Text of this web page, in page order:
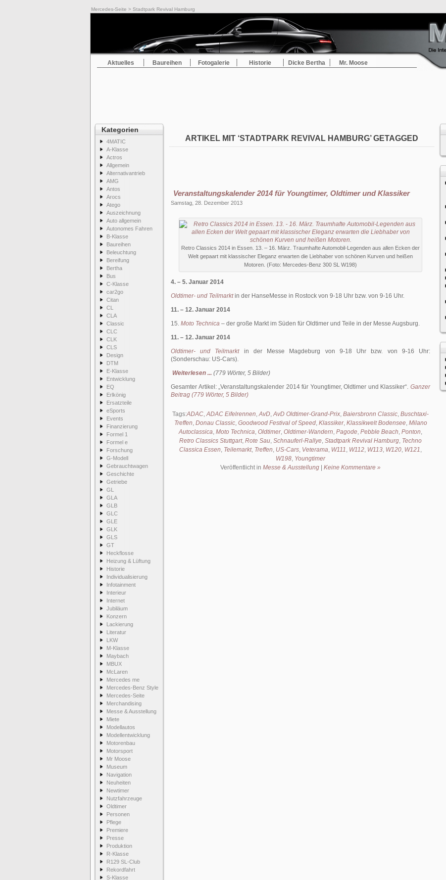
Mercedes-Seite > Stadtpark Revival Hamburg
Aktuelles Baureihen Fotogalerie Historie Dicke Bertha Mr. Moose
Kategorien
4MATIC
A-Klasse
Actros
Allgemein
Alternativantrieb
AMG
Antos
Arocs
Atego
Auszeichnung
Auto allgemein
Autonomes Fahren
B-Klasse
Baureihen
Beleuchtung
Bereifung
Bertha
Bus
C-Klasse
car2go
Citan
CL
CLA
Classic
CLC
CLK
CLS
Design
DTM
E-Klasse
Entwicklung
EQ
Erlkönig
Ersatzteile
eSports
Events
Finanzierung
Formel 1
Formel e
Forschung
G-Modell
Gebrauchtwagen
Geschichte
Getriebe
GL
GLA
GLB
GLC
GLE
GLK
GLS
GT
Heckflosse
Heizung & Lüftung
Historie
Individualisierung
Infotainment
Interieur
Internet
Jubiläum
Konzern
Lackierung
Literatur
LKW
M-Klasse
Maybach
MBUX
McLaren
Mercedes me
Mercedes-Benz Style
Mercedes-Seite
Merchandising
Messe & Ausstellung
Miete
Modellautos
Modellentwicklung
Motorenbau
Motorsport
Mr Moose
Museum
Navigation
Neuheiten
Newtimer
Nutzfahrzeuge
Oldtimer
Personen
Pflege
Premiere
Presse
Produktion
R-Klasse
R129 SL-Club
Rekordfahrt
S-Klasse
ARTIKEL MIT ‘STADTPARK REVIVAL HAMBURG’ GETAGGED
Veranstaltungskalender 2014 für Youngtimer, Oldtimer und Klassiker
Samstag, 28. Dezember 2013
Retro Classics 2014 in Essen. 13. – 16. März. Traumhafte Automobil-Legenden aus allen Ecken der
Welt gepaart mit klassischer Eleganz erwarten die Liebhaber von schönen Kurven und heißen
Motoren. (Foto: Mercedes-Benz 300 SL W198)
4. – 5. Januar 2014
Oldtimer- und Teilmarktin der HanseMesse in Rostock von 9-18 Uhr bzw. von 9-16 Uhr.
11. – 12. Januar 2014
15. Moto Technica – der große Markt im Süden für Oldtimer und Teile in der Messe Augsburg.
11. – 12. Januar 2014
Oldtimer- und Teilmarktin der Messe Magdeburg von 9-18 Uhr bzw. von 9-16 Uhr:
(Sonderschau: US-Cars).
Weiterlesen ... (779 Wörter, 5 Bilder)
Gesamter Artikel: Veranstaltungskalender 2014 für Youngtimer, Oldtimer und Klassiker .Ganzer
Beitrag (779 Wörter, 5 Bilder)
Tags:ADAC,ADAC Eifelrennen,AvD,AvD Oldtimer-Grand-Prix, Baiersbronn Classic, Buschtaxi-
Treffen, Donau Classic, Goodwood Festival of Speed, Klassiker, Klassikwelt Bodensee, Milano
Autoclassica, Moto Technica, Oldtimer, Oldtimer-Wandern, Pagode, Pebble Beach, Ponton,
Retro Classics Stuttgart, Rote Sau, Schnauferl-Rallye, Stadtpark Revival Hamburg, Techno
Classica Essen, Teilemarkt, Treffen, US-Cars, Veterama, W111, W112, W113, W120, W121,
W198, Youngtimer
Veröffentlicht in Messe & Ausstellung Keine Kommentare »